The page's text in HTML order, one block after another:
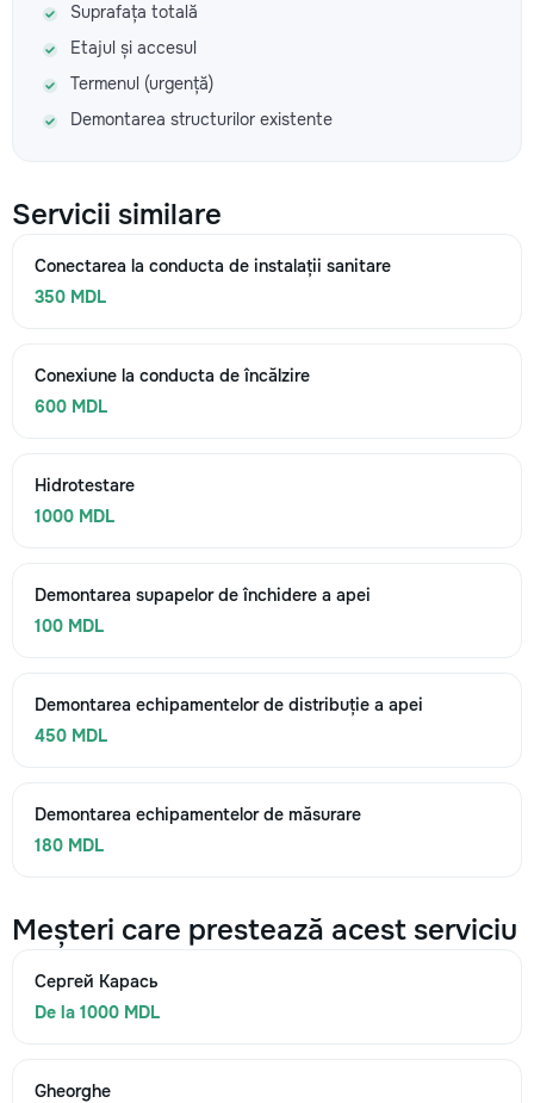
Suprafața totală
Etajul și accesul
Termenul (urgență)
Demontarea structurilor existente
Servicii similare
Conectarea la conducta de instalații sanitare
350 MDL
Conexiune la conducta de încălzire
600 MDL
Hidrotestare
1000 MDL
Demontarea supapelor de închidere a apei
100 MDL
Demontarea echipamentelor de distribuție a apei
450 MDL
Demontarea echipamentelor de măsurare
180 MDL
Meșteri care prestează acest serviciu
Сергей Карась
De la 1000 MDL
Gheorghe